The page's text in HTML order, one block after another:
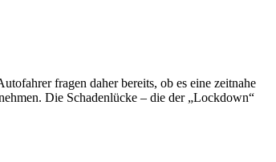
fragen daher bereits, ob es eine zeitnahe
Die Schadenlücke – die der „Lockdown“